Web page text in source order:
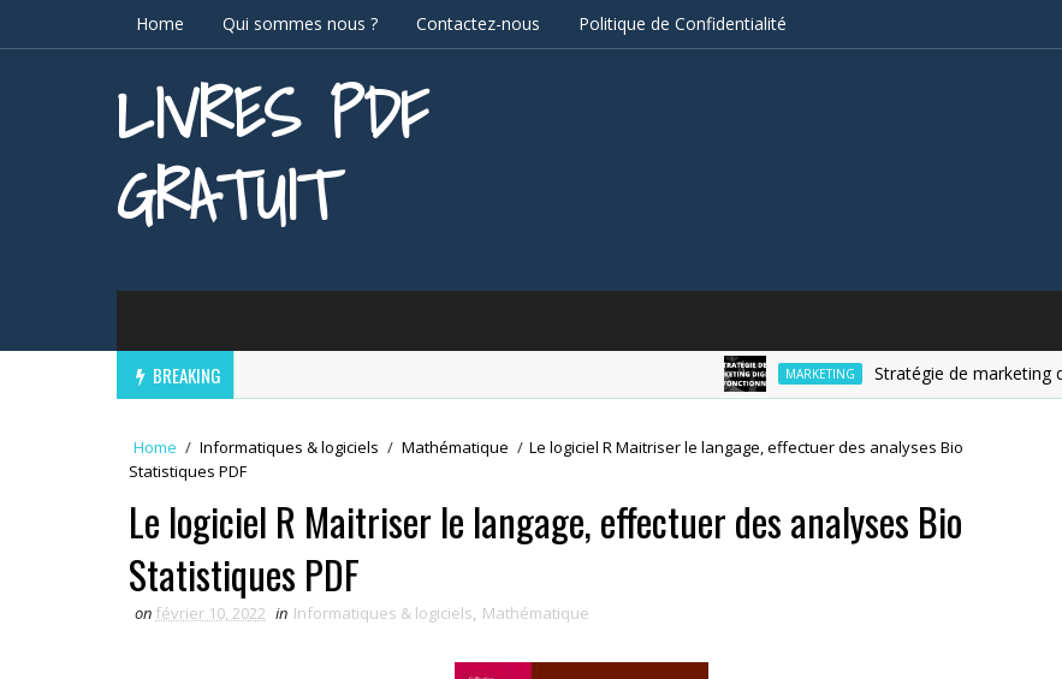
Home Qui sommes nous ? Contactez-nous Politique de Confidentialité
LIVRES PDF
GRATUIT
BREAKING MARKETING Stratégie de marketing digital
Home / Informatiques & logiciels / Mathématique / Le logiciel R Maitriser le langage, effectuer des analyses Bio
Statistiques PDF
Le logiciel R Maitriser le langage, effectuer des analyses Bio
Statistiques PDF
on février 10, 2022 in Informatiques & logiciels, Mathématique